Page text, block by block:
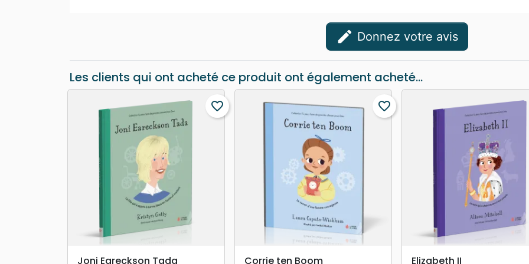
edit Donnez votre avis
Les clients qui ont acheté ce produit ont également acheté...
search APERÇU RAPIDE
favorite_border
Joni Eareckson Tada search APERÇU RAPIDE
favorite_border
Corrie ten Boom search APERÇU RAPIDE
Elizabeth II